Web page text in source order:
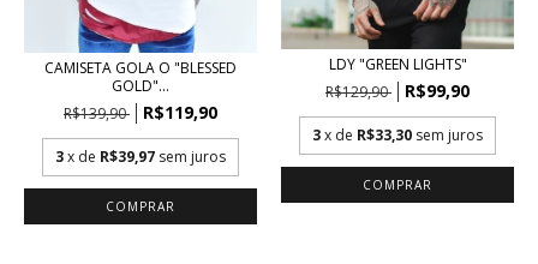
CAMISETA GOLA O "BLESSED
GOLD"...
R$139,90
R$119,90
3x de R$39,97 sem juros
COMPRAR
LDY "GREEN LIGHTS"
R$129,90
R$99,90
3x de R$33,30 sem juros
COMPRAR